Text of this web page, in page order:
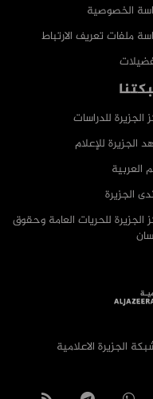
الخصوصية
ملفات تعريف الارتباط
الجزيرة للدراسات
الجزيرة للإعلام
العربية
الجزيرة
الجزيرة للحريات العامة وحقوق